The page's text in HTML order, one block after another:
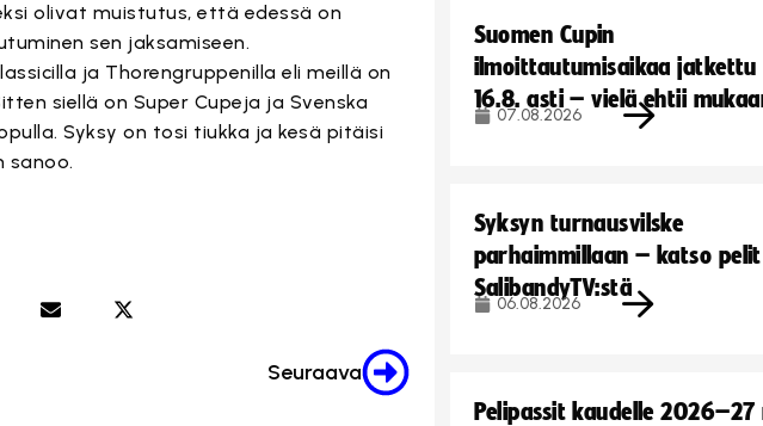
olivat muistutus, että edessä on
sen jaksamiseen.
ja Thorengruppenilla eli meillä on
siellä on Super Cupeja ja Svenska
Syksy on tosi tiukka ja kesä pitäisi
sanoo.
Seuraava
Suomen Cupin
ilmoittautumisaikaa jatkettu
16.8. asti – vielä ehtii
07.08.2026
Syksyn turnausvilske
parhaimmillaan – katso pelit
SalibandyTV:stä
06.08.2026
Pelipassit kaudelle